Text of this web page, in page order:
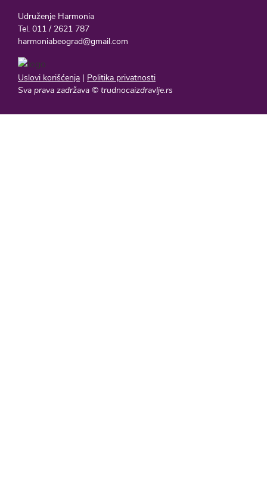
Udruženje Harmonia
Tel. 011 / 2621 787
harmoniabeograd@gmail.com
Uslovi korišćenja | Politika privatnosti
Sva prava zadržava © trudnocaizdravlje.rs